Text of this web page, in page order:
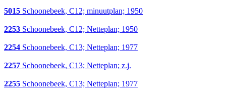
5015 Schoonebeek, C12; minuutplan; 1950
2253 Schoonebeek, C12; Netteplan; 1950
2254 Schoonebeek, C13; Netteplan; 1977
2257 Schoonebeek, C13; Netteplan; z.j.
2255 Schoonebeek, C13; Netteplan; 1977